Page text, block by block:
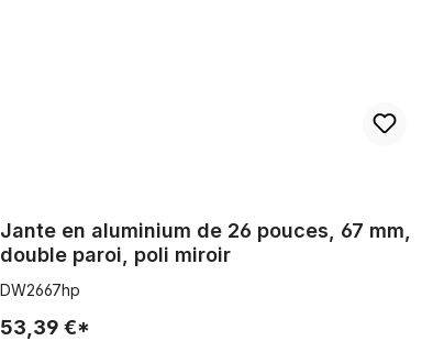
Jante en aluminium de 26 pouces, 67 mm,
double paroi, poli miroir
DW2667hp
53,39 €*